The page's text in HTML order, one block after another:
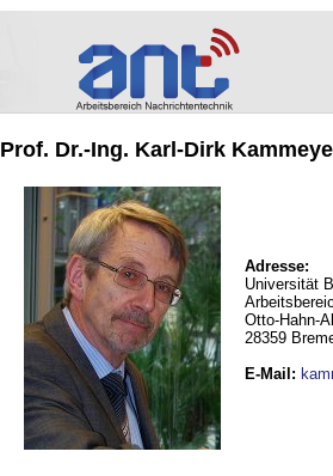
Prof. Dr.-Ing. Karl-Dirk
Adresse:
Universität
Otto-Hahn-
28359
E-Mail :